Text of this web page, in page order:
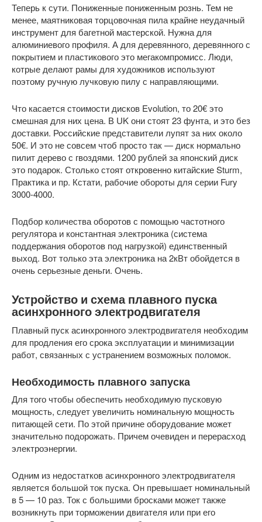
Теперь к сути. Пониженные пониженным рознь. Тем не
менее, маятниковая торцовочная пила крайне неудачный
инструмент для багетной мастерской. Нужна для
алюминиевого профиля. А для деревянного, деревянного с
покрытием и пластикового это мегакомпромисс. Люди,
котрые делают рамы для художников используют
поэтому ручную лучковую пилу с направляющими.
Что касается стоимости дисков Evolution, то 20€ это
смешная для них цена. В UK они стоят 23 фунта, и это без
доставки. Российские представители лупят за них около
50€. И это не совсем чтоб просто так — диск нормально
пилит дерево с гвоздями. 1200 рублей за японский диск
это подарок. Столько стоят откровенно китайские Sturm,
Практика и пр. Кстати, рабочие обороты для серии Fury
3000-4000.
Подбор количества оборотов с помощью частотного
регулятора и константная электроника (система
поддержания оборотов под нагрузкой) единственный
выход. Вот только эта электроника на 2кВт обойдется в
очень серьезные деньги. Очень.
Устройство и схема плавного пуска
асинхронного электродвигателя
Плавный пуск асинхронного электродвигателя необходим
для продления его срока эксплуатации и минимизации
работ, связанных с устранением возможных поломок.
Необходимость плавного запуска
Для того чтобы обеспечить необходимую пусковую
мощность, следует увеличить номинальную мощность
питающей сети. По этой причине оборудование может
значительно подорожать. Причем очевиден и перерасход
электроэнергии.
Одним из недостатков асинхронного электродвигателя
является большой ток пуска. Он превышает номинальный
в 5 — 10 раз. Ток с большими бросками может также
возникнуть при торможении двигателя или при его